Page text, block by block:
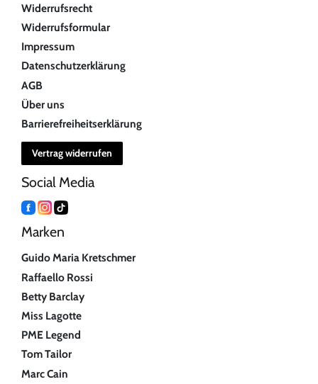
Widerrufsrecht
Widerrufsformular
Impressum
Datenschutzerklärung
AGB
Über uns
Barrierefreiheitserklärung
Vertrag widerrufen
Social Media
Marken
Guido Maria Kretschmer
Raffaello Rossi
Betty Barclay
Miss Lagotte
PME Legend
Tom Tailor
Marc Cain